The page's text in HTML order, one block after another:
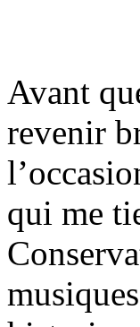
Avant
revenir
qui me